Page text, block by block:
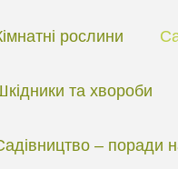
рослини
та хвороби
– поради